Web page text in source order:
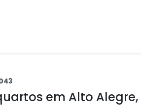
em Alto Alegre,